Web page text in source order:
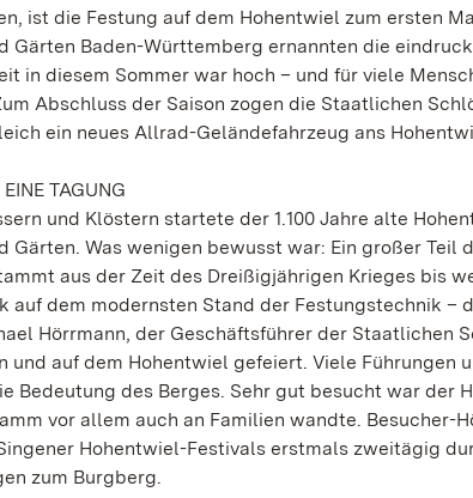
ist die Festung auf dem Hohentwiel zum ersten
Gärten Baden-Württemberg ernannten die
in diesem Sommer war hoch – und für viele
Abschluss der Saison zogen die Staatlichen
ein neues Allrad-Geländefahrzeug ans
TAGUNG
und Klöstern startete der 1.100 Jahre alte
Gärten. Was wenigen bewusst war: Ein großer Teil
aus der Zeit des Dreißigjährigen Krieges bis
auf dem modernsten Stand der Festungstechnik –
Hörrmann, der Geschäftsführer der Staatlichen
und auf dem Hohentwiel gefeiert. Viele Führungen
Bedeutung des Berges. Sehr gut besucht war der
vor allem auch an Familien wandte. Besucher-
Hohentwiel-Festivals erstmals zweitägig
zum Burgberg.